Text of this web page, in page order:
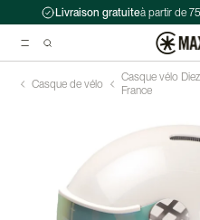
Livraison gratuiteà partir de
Antivol chaîne Kryptonite
Casque Abus HUD-Y ACE
Double sacoche Porte-Bagage -
Casque de vélo
Casque vélo
France